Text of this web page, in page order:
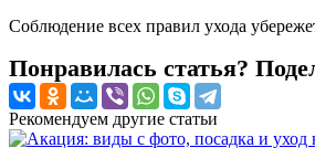
Соблюдение всех правил ухода
Понравилась статья?
Рекомендуем другие статьи